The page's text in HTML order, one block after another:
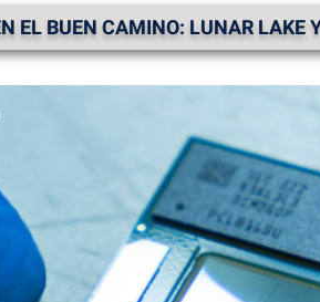
en
y
en tu
todas
fallos
EL BUEN CAMINO: LUNAR LAKE